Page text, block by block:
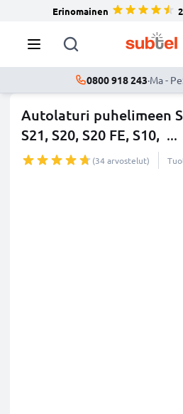
Erinomainen
0800 918 243·Ma -
Autolaturi puhelimeen
S21, S20, S20 FE, S10, ...
(34 arvostelut)